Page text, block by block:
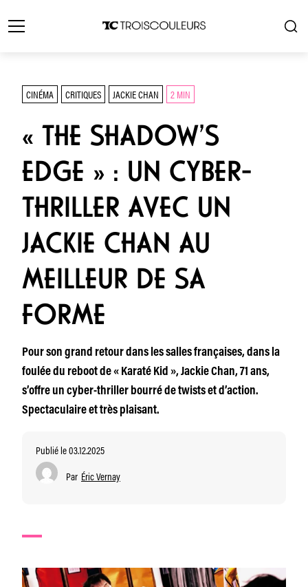
CINÉMA CRITIQUES JACKIE CHAN 2 MIN
« THE SHADOW’S
EDGE » : UN CYBER-
THRILLER AVEC UN
JACKIE CHAN AU
MEILLEUR DE SA
FORME
Pour son grand retour dans les salles françaises, dans la
foulée du reboot de « Karaté Kid », Jackie Chan, 71 ans,
s’offre un cyber-thriller bourré de twists et d’action.
Spectaculaire et très plaisant.
Publié le 03.12.2025
Par Éric Vernay